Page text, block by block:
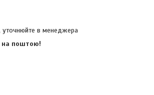
уточнюйте в менеджера
на поштою!